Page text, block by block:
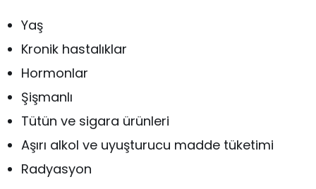
Yaş
Kronik hastalıklar
Hormonlar
Şişmanlı
Tütün ve sigara ürünleri
Aşırı alkol ve uyuşturucu madde tüketimi
Radyasyon